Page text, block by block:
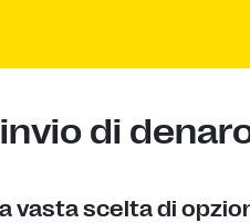
di
vasta scelta di